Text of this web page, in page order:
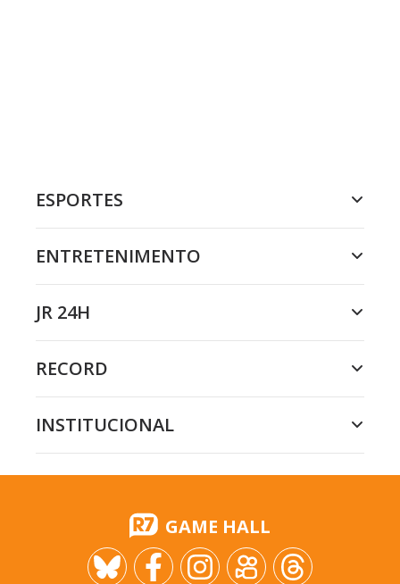
ESPORTES
ENTRETENIMENTO
JR 24H
RECORD
INSTITUCIONAL
GAME HALL